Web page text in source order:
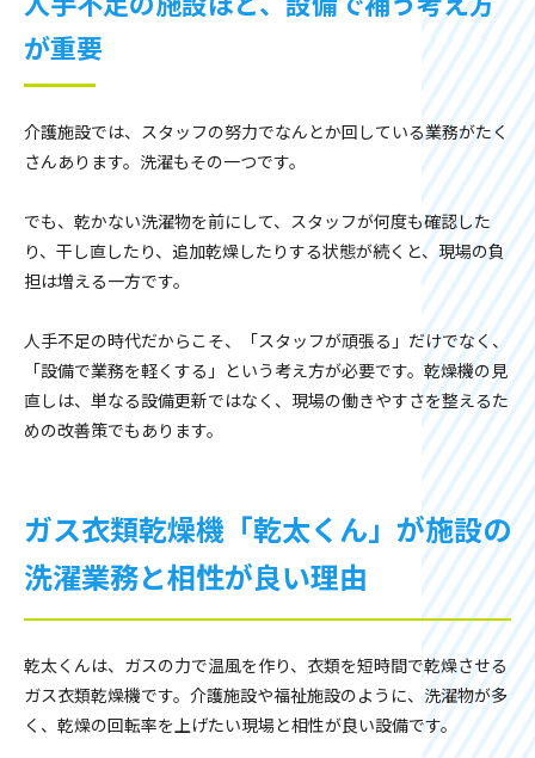
が重要
介護施設では、スタッフの努力でなんとか回している業務がたく
さんあります。洗濯もその一つです。
でも、乾かない洗濯物を前にして、スタッフが何度も確認した
り、干し直したり、追加乾燥したりする状態が続くと、現場の負
担は増える一方です。
人手不足の時代だからこそ、「スタッフが頑張る」だけでなく、
「設備で業務を軽くする」という考え方が必要です。乾燥機の見
直しは、単なる設備更新ではなく、現場の働きやすさを整えるた
めの改善策でもあります。
ガス衣類乾燥機「乾太くん」が施設の
洗濯業務と相性が良い理由
乾太くんは、ガスの力で温風を作り、衣類を短時間で乾燥させる
ガス衣類乾燥機です。介護施設や福祉施設のように、洗濯物が多
く、乾燥の回転率を上げたい現場と相性が良い設備です。